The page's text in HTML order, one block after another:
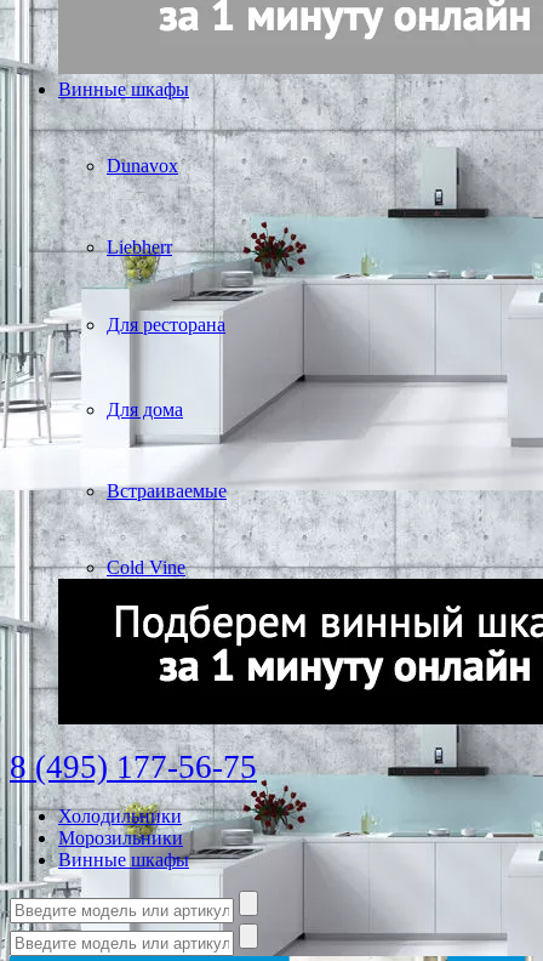
Винные шкафы
Dunavox
Liebherr
Для ресторана
Для дома
Встраиваемые
Cold Vine
8 (495) 177-56-75
Холодильники
Морозильники
Винные шкафы